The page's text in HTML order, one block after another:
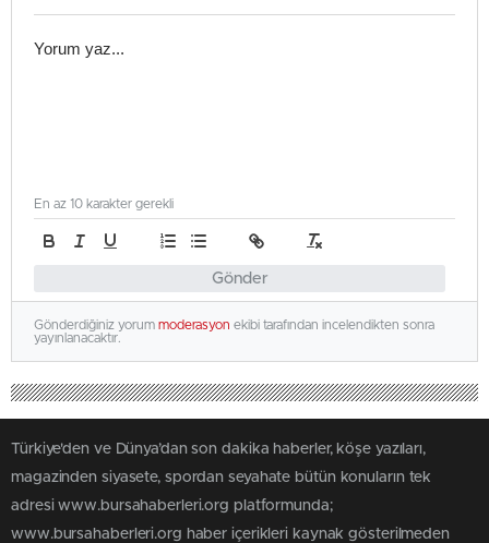
Gönder
En az 10 karakter gerekli
Gönderdiğiniz yorum moderasyon ekibi tarafından incelendikten sonra
yayınlanacaktır.
Türkiye'den ve Dünya’dan son dakika haberler, köşe yazıları,
magazinden siyasete, spordan seyahate bütün konuların tek
adresi www.bursahaberleri.org platformunda;
www.bursahaberleri.org haber içerikleri kaynak gösterilmeden